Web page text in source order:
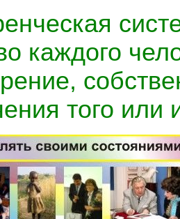
каждого
того или